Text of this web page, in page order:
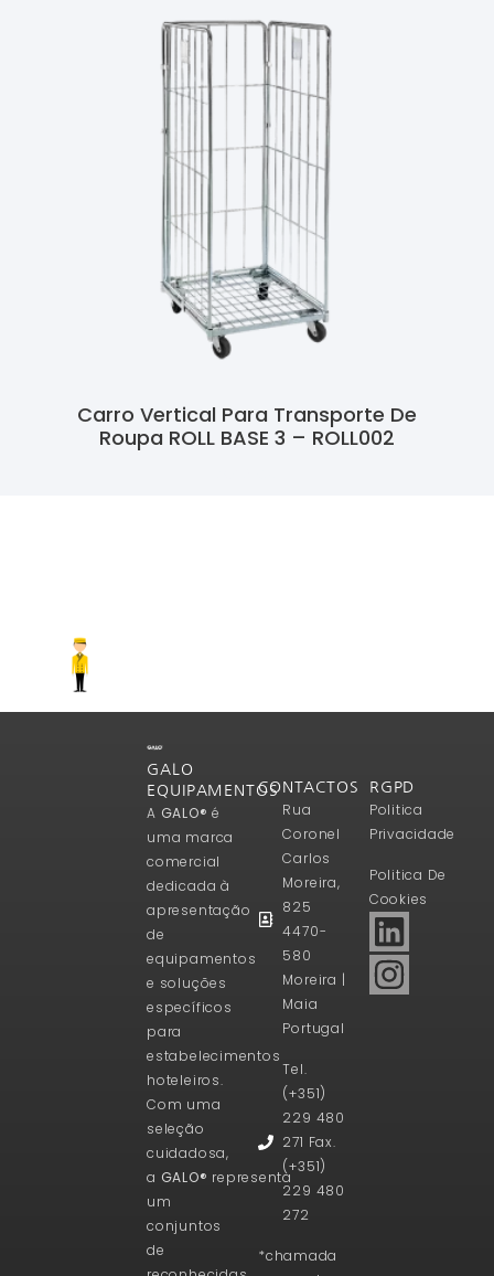
Carro Vertical Para Transporte De
Roupa ROLL BASE 3 – ROLL002
GALO
EQUIPAMENTOS
A GALO® é
uma marca
comercial
dedicada à
apresentação
de
equipamentos
e soluções
específicos
para
estabelecimentos
hoteleiros.
Com uma
seleção
cuidadosa,
a GALO® representa
um
conjuntos
de
CONTACTOS
Rua
Coronel
Carlos
Moreira,
825
4470-
580
Moreira |
Maia
Portugal
Tel.
(+351)
229 480
271 Fax.
(+351)
229 480
272
*chamada
RGPD
Politica
Privacidade
Politica De
Cookies